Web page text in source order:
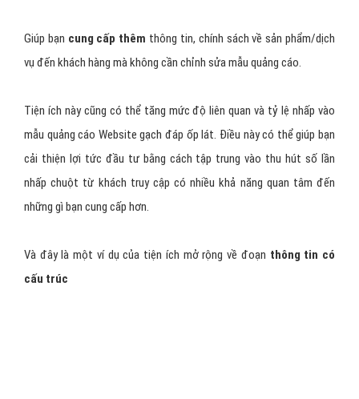
Giúp bạn cung cấp thêm thông tin, chính sách về sản phẩm/dịch
vụ đến khách hàng mà không cần chỉnh sửa mẫu quảng cáo.
Tiện ích này cũng có thể tăng mức độ liên quan và tỷ lệ nhấp vào
mẫu quảng cáo Website gạch đáp ốp lát. Điều này có thể giúp bạn
cải thiện lợi tức đầu tư bằng cách tập trung vào thu hút số lần
nhấp chuột từ khách truy cập có nhiều khả năng quan tâm đến
những gì bạn cung cấp hơn.
Và đây là một ví dụ của tiện ích mở rộng về đoạn thông tin có
cấu trúc